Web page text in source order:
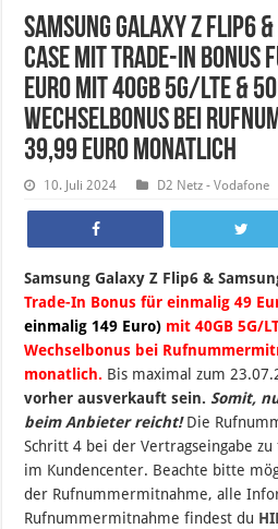
Samsung Galaxy Z Flip6
Case mit Trade-In Bonus
Euro mit 40GB 5G/LTE &
Wechselbonus bei
39,99 Euro monatlich
10. Juli 2024 D2 Netz - Vodafone
Samsung Galaxy Z Flip6 &
Trade-In Bonus für einmalig 49
einmalig 149 Euro) mit 40GB 5G/
Wechselbonus bei
monatlich. Bis maximal zum
vorher ausverkauft sein. Somit,
beim Anbieter reicht!Die
Schritt 4 bei der Vertragseingabe
im Kundencenter. Beachte bitte
der Rufnummermitnahme, alle
Rufnummermitnahme findest du